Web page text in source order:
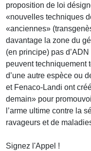
proposition de loi
«nouvelles techniques
«anciennes»
davantage la zone du
(en principe) pas
peuvent techniquement
d’une autre espèce ou
et Fenaco-Landi ont
demain» pour
l’arme ultime contre la
ravageurs et de
Signez l'Appel !